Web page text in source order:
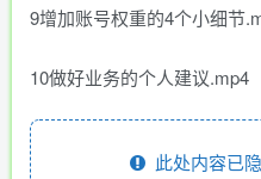
9增加账号权重的4个小细节
10做好业务的个人建议.mp4
此处内容已